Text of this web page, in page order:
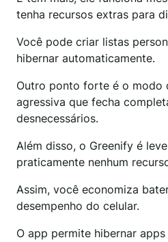
tenha recursos extras para
Você pode criar listas
hibernar automaticamente.
Outro ponto forte é o modo
agressiva que fecha
desnecessários.
Além disso, o Greenify é
praticamente nenhum
Assim, você economiza
desempenho do celular.
O app permite hibernar